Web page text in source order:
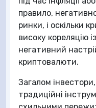
правило,
ринки, і оскільки
високу кореляцію
негативний
криптовалюти.
Загалом
традиційні